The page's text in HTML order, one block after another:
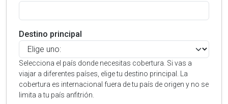
Destino principal
Selecciona el país donde necesitas cobertura. Si vas a
viajar a diferentes países, elige tu destino principal. La
cobertura es internacional fuera de tu país de origen y no se
limita a tu país anfitrión.